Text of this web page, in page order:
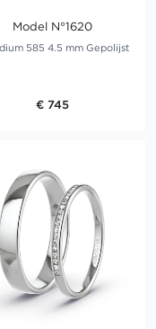
Model N°1620
585 4.5 mm Gepolijst
€ 745